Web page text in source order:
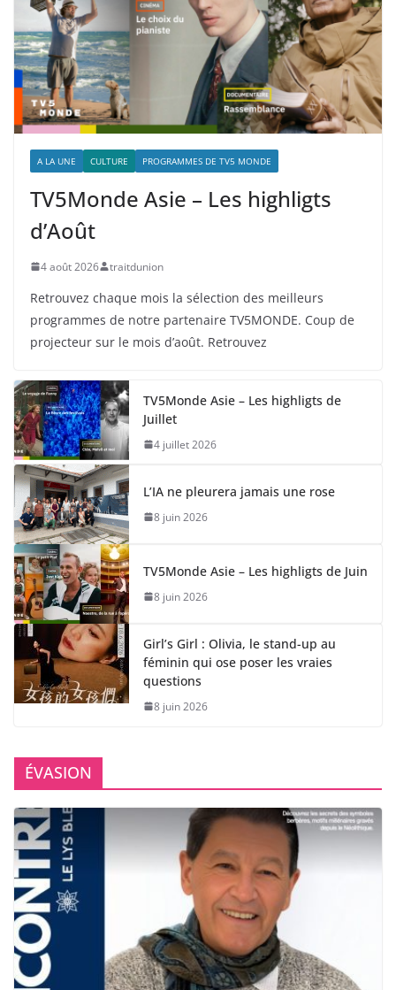
A LA UNE CULTURE PROGRAMMES DE TV5 MONDE
TV5Monde Asie – Les highligts
d’Août
4 août 2026 traitdunion
Retrouvez chaque mois la sélection des meilleurs
programmes de notre partenaire TV5MONDE. Coup de
projecteur sur le mois d’août. Retrouvez
TV5Monde Asie – Les highligts de
Juillet
4 juillet 2026
L’IA ne pleurera jamais une rose
8 juin 2026
TV5Monde Asie – Les highligts de Juin
8 juin 2026
Girl’s Girl : Olivia, le stand-up au
féminin qui ose poser les vraies
questions
8 juin 2026
ÉVASION